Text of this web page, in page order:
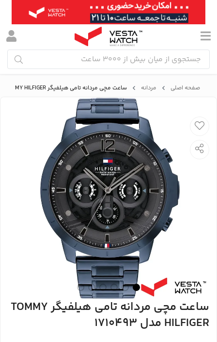
صفحه اصلی مردانه ساعت مچی مردانه تامی هیلفیگر TOMMY HILFIGER مدل 1710493
ساعت مچی مردانه تامی هیلفیگر TOMMY
HILFIGER مدل 1710493